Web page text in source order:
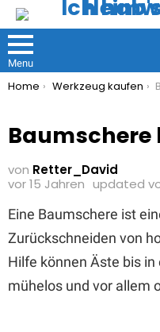
Menu
You are here:
Home Werkzeug kaufen
Baumschere
von Retter_David
vor 15 Jahren updated
Eine Baumschere ist
Zurückschneiden von
Hilfe können Äste bis
mühelos und vor allem